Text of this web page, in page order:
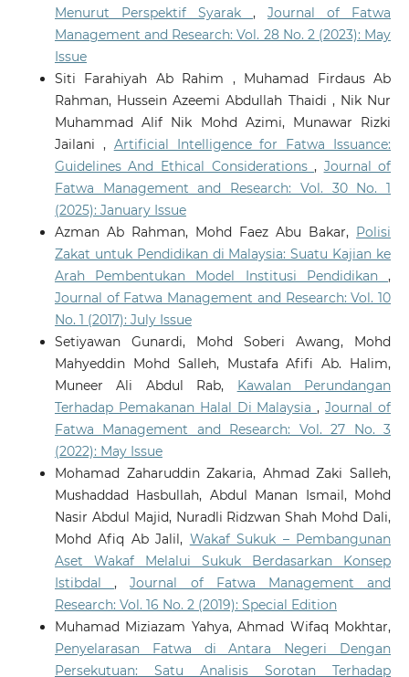
Menurut Perspektif Syarak ,Journal of Fatwa
Management and Research: Vol. 28 No. 2 (2023): May
Issue
Siti Farahiyah Ab Rahim , Muhamad Firdaus Ab
Rahman, Hussein Azeemi Abdullah Thaidi , Nik Nur
Muhammad Alif Nik Mohd Azimi, Munawar Rizki
Jailani , Artificial Intelligence for Fatwa Issuance:
Guidelines And Ethical Considerations, Journal of
Fatwa Management and Research: Vol. 30 No. 1
(2025): January Issue
Azman Ab Rahman, Mohd Faez Abu Bakar, Polisi
Zakat untuk Pendidikan di Malaysia: Suatu Kajian ke
Arah Pembentukan Model Institusi Pendidikan,
Journal of Fatwa Management and Research: Vol. 10
No. 1 (2017): July Issue
Setiyawan Gunardi, Mohd Soberi Awang, Mohd
Mahyeddin Mohd Salleh, Mustafa Afifi Ab. Halim,
Muneer Ali Abdul Rab, Kawalan Perundangan
Terhadap Pemakanan Halal Di Malaysia,Journal of
Fatwa Management and Research: Vol. 27 No. 3
(2022): May Issue
Mohamad Zaharuddin Zakaria, Ahmad Zaki Salleh,
Mushaddad Hasbullah, Abdul Manan Ismail, Mohd
Nasir Abdul Majid, Nuradli Ridzwan Shah Mohd Dali,
Mohd Afiq Ab Jalil, Wakaf Sukuk – Pembangunan
Aset Wakaf Melalui Sukuk Berdasarkan Konsep
Istibdal,Journal of Fatwa Management and
Research: Vol. 16 No. 2 (2019): Special Edition
Muhamad Miziazam Yahya, Ahmad Wifaq Mokhtar,
Penyelarasan Fatwa di Antara Negeri Dengan
Persekutuan: Satu Analisis Sorotan Terhadap